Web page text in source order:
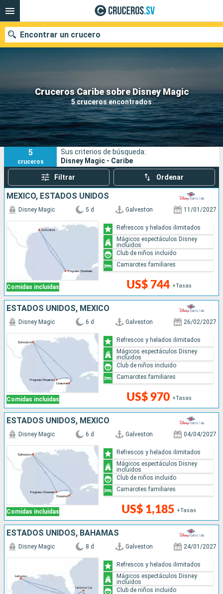
Cruceros Caribe sobre Disney Magic
5 cruceros encontrados
Encontrar un crucero
Nuestros destinos
Fecha de salida
Puertos Compañías
Buscar
5
cruceros
Sus criterios de búsqueda:
Disney Magic - Caribe
Filtrar Ordenar
MÉXICO, ESTADOS UNIDOS
Comidas incluidas
Disney Magic 5 d Galveston 11/01/2027
US$ 744 +Tasas
Refrescos y helados ilimitados
Mágicos espectáculos Disney
incluidos
Club de niños incluido
Camarotes familiares
ESTADOS UNIDOS, MÉXICO
Comidas incluidas
Disney Magic 6 d Galveston 26/02/2027
US$ 970 +Tasas
Refrescos y helados ilimitados
Mágicos espectáculos Disney
incluidos
Club de niños incluido
Camarotes familiares
ESTADOS UNIDOS, MÉXICO
Comidas incluidas
Disney Magic 6 d Galveston 04/04/2027
US$ 1,185 +Tasas
Refrescos y helados ilimitados
Mágicos espectáculos Disney
incluidos
Club de niños incluido
Camarotes familiares
ESTADOS UNIDOS, BAHAMAS
Disney Magic 8 d Galveston 24/01/2027
Refrescos y helados ilimitados
Mágicos espectáculos Disney
incluidos
Club de niños incluido